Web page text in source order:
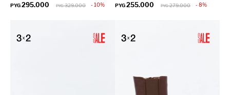
PYG295.000 PYG 329.000 10 PYG255.000 PYG 279.000 8